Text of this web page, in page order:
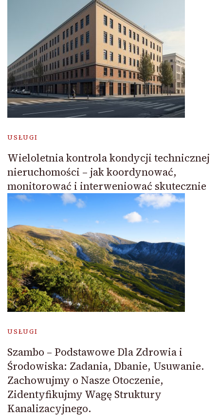
USŁUGI
Wieloletnia kontrola kondycji technicznej
nieruchomości – jak koordynować,
monitorować i interweniować skutecznie
USŁUGI
Szambo – Podstawowe Dla Zdrowia i
Środowiska: Zadania, Dbanie, Usuwanie.
Zachowujmy o Nasze Otoczenie,
Zidentyfikujmy Wagę Struktury
Kanalizacyjnego.